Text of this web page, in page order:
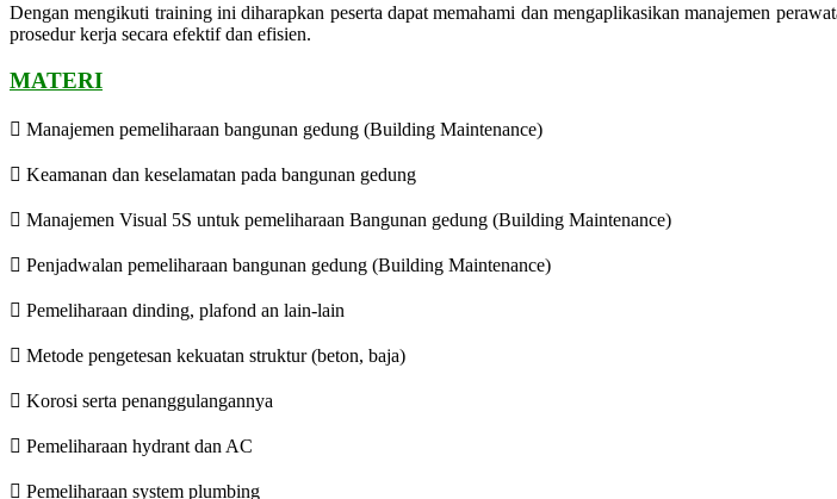
Dengan mengikuti training ini diharapkan peserta dapat memahami dan mengaplikasikan manajemen
prosedur kerja secara efektif dan efisien.
MATERI
 Manajemen pemeliharaan bangunan gedung (Building Maintenance)
 Keamanan dan keselamatan pada bangunan gedung
 Manajemen Visual 5S untuk pemeliharaan Bangunan gedung (Building Maintenance)
 Penjadwalan pemeliharaan bangunan gedung (Building Maintenance)
 Pemeliharaan dinding, plafond an lain-lain
 Metode pengetesan kekuatan struktur (beton, baja)
 Korosi serta penanggulangannya
 Pemeliharaan hydrant dan AC
 Pemeliharaan system plumbing